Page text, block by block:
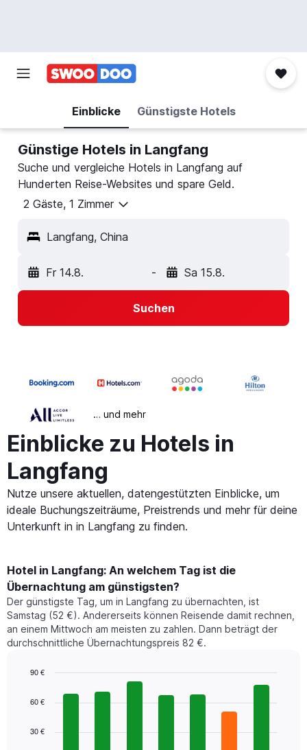
Einblicke Günstigste Hotels
Günstige Hotels in Langfang
Suche und vergleiche Hotels in Langfang auf
Hunderten Reise-Websites und spare Geld.
2 Gäste, 1 Zimmer
Langfang, China
Fr 14.8. - Sa 15.8.
Suchen
… und mehr
Einblicke zu Hotels in
Langfang
Nutze unsere aktuellen, datengestützten Einblicke, um
ideale Buchungszeiträume, Preistrends und mehr für deine
Unterkunft in in Langfang zu finden.
Hotel in Langfang: An welchem Tag ist die
Übernachtung am günstigsten?
Der günstigste Tag, um in Langfang zu übernachten, ist
Samstag (52 €). Andererseits können Reisende damit rechnen,
an einem Mittwoch am meisten zu zahlen. Dann beträgt der
durchschnittliche Übernachtungspreis 82 €.
chart
bars.
30 €
60 €
90 €